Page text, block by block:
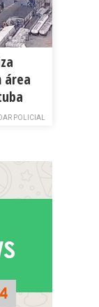
área
POLICIAL